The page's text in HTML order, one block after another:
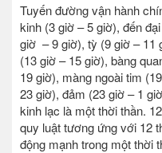
Tuyến đường vận hành
kinh (3 giờ – 5 giờ), đến
giờ – 9 giờ), tỳ (9 giờ – 11
(13 giờ – 15 giờ), bàng
19 giờ), màng ngoài tim
23 giờ), đảm (23 giờ – 1
kinh lạc là một thời thần.
quy luật tương ứng với 12
động mạnh trong một thời